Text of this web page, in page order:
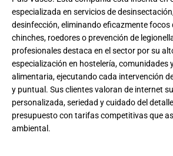
especializada en servicios de
desinfección, eliminando eficazmente focos
chinches, roedores o prevención de
profesionales destaca en el sector por su
especialización en hostelería, comunidades
alimentaria, ejecutando cada intervención
y puntual. Sus clientes valoran de internet
personalizada, seriedad y cuidado del
presupuesto con tarifas competitivas que
ambiental.